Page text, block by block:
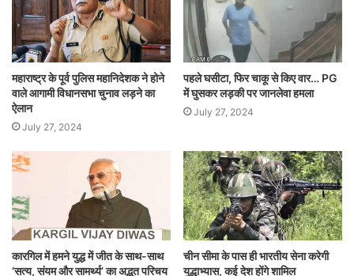
महाराष्ट्र के पूर्व पुलिस महानिदेशक ने होने
वाले आगामी विधानसभा चुनाव लड़ने का
ऐलान
July 27, 2024
पहले घसीटा, फिर चाकू से किए वार… PG
में घुसकर लड़की पर जानलेवा हमला
July 27, 2024
कारगिल में हमने युद्ध में जीत के साथ-साथ
‘सत्य, संयम और सामर्थ्य’ का अद्भुत परिचय
चीन सीमा के पास ही भारतीय सेना करेगी
युद्धाभ्यास, कई देश होंगे शामिल